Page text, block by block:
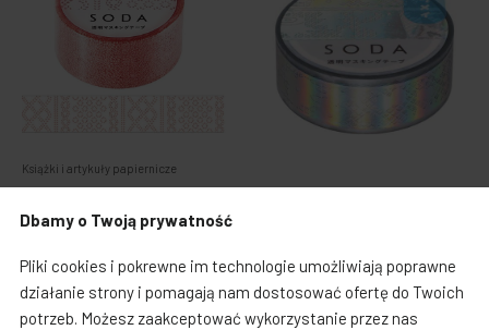
Książki i artykuły papiernicze
Cena:21,00 zł
Książki i artykuły papiernicze
Cena:21,00 zł
Dbamy o Twoją prywatność
Pliki cookies i pokrewne im technologie umożliwiają poprawne
działanie strony i pomagają nam dostosować ofertę do Twoich
potrzeb. Możesz zaakceptować wykorzystanie przez nas